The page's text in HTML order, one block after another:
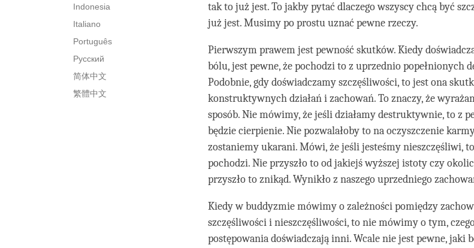
Indonesia
Italiano
Português
Русский
简体中文
繁體中文
tak to już jest. To jakby pytać dlaczego wszyscy chcą być
już jest. Musimy po prostu uznać pewne rzeczy.
Pierwszym prawem jest pewność skutków. Kiedy
bólu, jest pewne, że pochodzi to z uprzednio popełnionych
Podobnie, gdy doświadczamy szczęśliwości, to jest ona
konstruktywnych działań i zachowań. To znaczy, że
sposób. Nie mówimy, że jeśli działamy destruktywnie, to z
będzie cierpienie. Nie pozwalałoby to na oczyszczenie
zostaniemy ukarani. Mówi, że jeśli jesteśmy nieszczęśliwi,
pochodzi. Nie przyszło to od jakiejś wyższej istoty czy
przyszło to znikąd. Wynikło z naszego uprzedniego
Kiedy w buddyzmie mówimy o zależności pomiędzy
szczęśliwości i nieszczęśliwości, to nie mówimy o tym,
postępowania doświadczają inni. Wcale nie jest pewne, jaki